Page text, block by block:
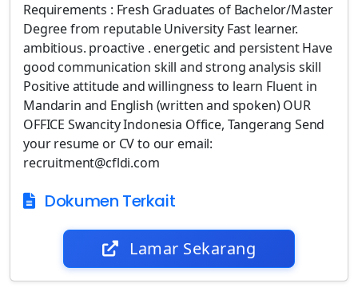
Requirements : Fresh Graduates of Bachelor/Master
Degree from reputable University Fast learner.
ambitious. proactive . energetic and persistent Have
good communication skill and strong analysis skill
Positive attitude and willingness to learn Fluent in
Mandarin and English (written and spoken) OUR
OFFICE Swancity Indonesia Office, Tangerang Send
your resume or CV to our email:
recruitment@cfldi.com
Dokumen Terkait
Lamar Sekarang